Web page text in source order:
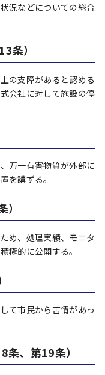
況などについての総合
条）
の支障があると認める
会社に対して施設の停
万一有害物質が外部に
を講ずる。
め、処理実績、モニタ
極的に公開する。
て市民から苦情があっ
条、第19条）